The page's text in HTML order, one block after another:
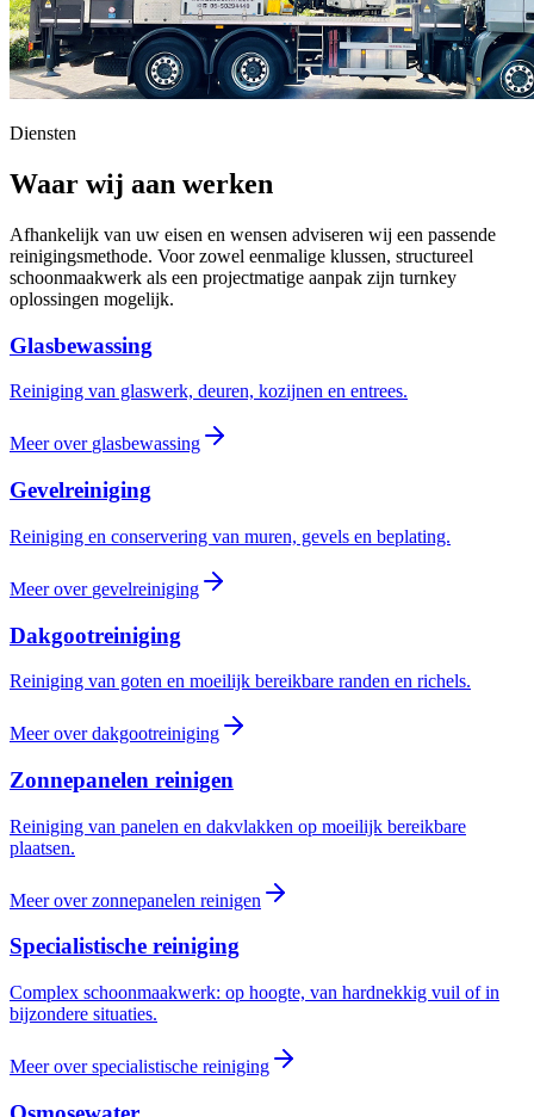
Diensten
Waar wij aan werken
Afhankelijk van uw eisen en wensen adviseren wij een passende
reinigingsmethode. Voor zowel eenmalige klussen, structureel
schoonmaakwerk als een projectmatige aanpak zijn turnkey
oplossingen mogelijk.
Glasbewassing
Reiniging van glaswerk, deuren, kozijnen en entrees.
Meer over glasbewassing
Gevelreiniging
Reiniging en conservering van muren, gevels en beplating.
Meer over gevelreiniging
Dakgootreiniging
Reiniging van goten en moeilijk bereikbare randen en richels.
Meer overdakgootreiniging
Zonnepanelen reinigen
Reiniging van panelen en dakvlakken op moeilijk bereikbare
plaatsen.
Meer overzonnepanelen reinigen
Specialistische reiniging
Complex schoonmaakwerk: op hoogte, van hardnekkig vuil of in
bijzondere situaties.
Meer overspecialistische reiniging